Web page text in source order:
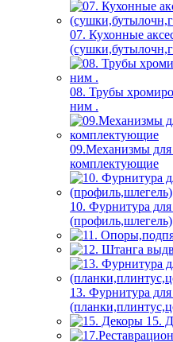
07. Кухонные
08. Трубы
ним .
09.Механизмы
комплектующие
10. Фурнитура
(профиль,шлегель)
13. Фурнитура
15.